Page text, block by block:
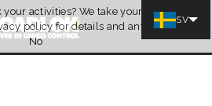
Citat
activities? We take your privacy very
policy for details and any questions.
No
SV